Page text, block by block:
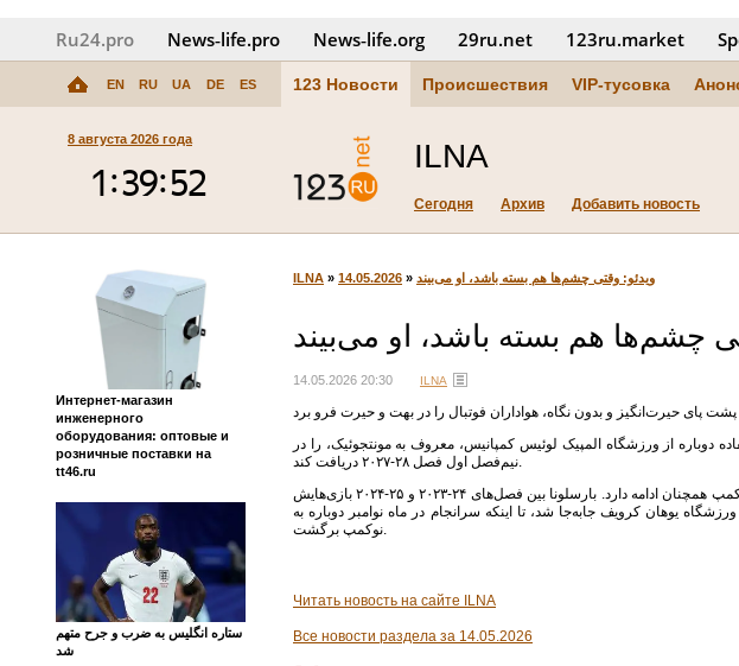
Ru24.pro News‑life.pro News‑life.org 29ru.net 123ru.market
EN RU UA DE ES 123 Новости Происшествия VIP-тусовка
8 августа 2026 года ILNA
Сегодня Архив Добавить новость
Интернет-магазин
инженерного
оборудования: оптовые и
розничные поставки на
tt46.ru
ستاره انگلیس به ضرب و جرح متهم
شد
ILNA » 14.05.2026 » ویدئو: وقتی چشم‌ها هم بسته باشد، او می‌بیند
چشم‌ها هم بسته باشد، او می‌بیند
14.05.2026 20:30 ILNA
دوباره از ورزشگاه المپیک لوئیس کمپانیس، معروف به مونتجوئیک، را در
نیم‌فصل اول فصل ۲۸-۲۰۲۷ دریافت کند.
این درخواست به‌عنوان اقدامی احتیاطی مطرح شده، چون پروژه عظیم بازسازی نوکمپ همچنان ادامه دارد. بارسلونا بین فصل‌های ۲۴-۲۰۲۳ و ۲۵-۲۰۲۴ بازی‌هایش
یوهان کرویف جابه‌جا شد، تا اینکه سرانجام در ماه نوامبر دوباره به
نوکمپ برگشت.
Читать новость на сайте ILNA
Все новости раздела за 14.05.2026